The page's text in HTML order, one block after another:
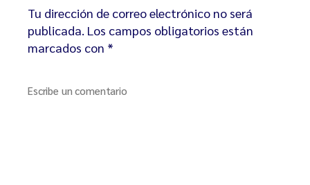
Tu dirección de correo electrónico no será
publicada. Los campos obligatorios están
marcados con *
Escribe un comentario